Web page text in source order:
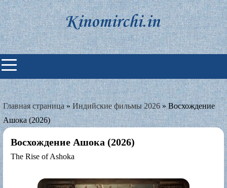
Skip
to
content
Индийские фильмы смотреть
онлайн
Главная страница»Индийские фильмы 2026»Восхождение
Ашока (2026)
Восхождение Ашока (2026)
The Rise of Ashoka